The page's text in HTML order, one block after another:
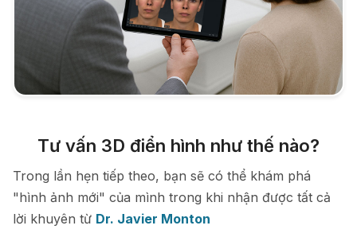
Tư vấn 3D điển hình như thế nào?
Trong lần hẹn tiếp theo, bạn sẽ có thể khám phá
"hình ảnh mới" của mình trong khi nhận được tất cả
lời khuyên từ Dr. Javier Monton